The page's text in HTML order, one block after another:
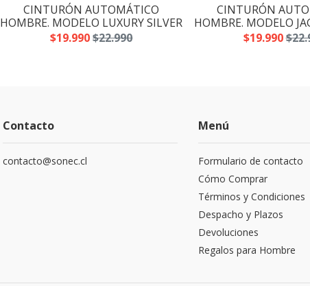
CINTURÓN AUTOMÁTICO
HOMBRE. MODELO LUXURY SILVER
$19.990$22.990
CINTURÓN
HOMBRE. MODELO
$19.990
Contacto
contacto@sonec.cl
Menú
Formulario de contacto
Cómo Comprar
Términos y Condiciones
Despacho y Plazos
Devoluciones
Regalos para Hombre